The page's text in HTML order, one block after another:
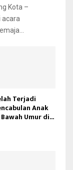
Kota –
acara
Terjadi
Anak
Umur di...